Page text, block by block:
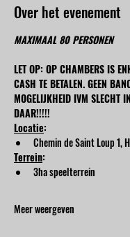
Over het evenement
MAXIMAAL 80 PERSONEN
LET OP: OP CHAMBERS IS
CASH TE BETALEN. GEEN
MOGELIJKHEID IVM SLECHT
DAAR!!!!!
Locatie:
Chemin de Saint Loup 1,
Terrein:
3ha speelterrein
Meer weergeven